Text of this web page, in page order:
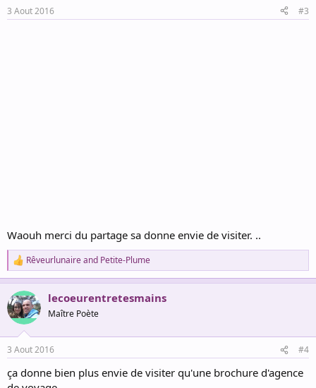
s
3 Aout 2016 #3
Waouh merci du partage sa donne envie de visiter. ..
R
e
a
c
t
i
s
Rêveurlunaireand Petite-Plume
lecoeurentretesmains
Maître Poète
3 Aout 2016 #4
ça donne bien plus envie de visiter qu'une brochure d'agence